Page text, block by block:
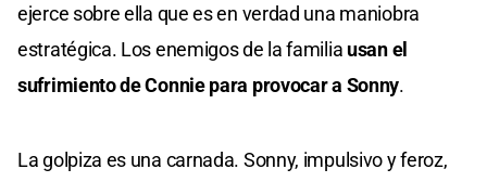
ejerce sobre ella que es en verdad una maniobra
estratégica. Los enemigos de la familia usan el
sufrimiento de Connie para provocar a Sonny.
La golpiza es una carnada. Sonny, impulsivo y feroz,